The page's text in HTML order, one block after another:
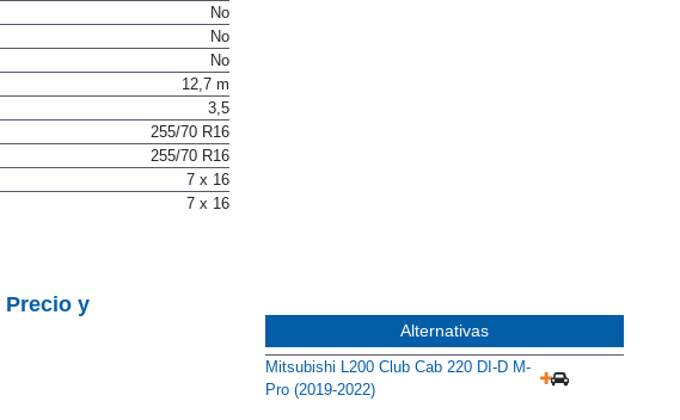
No
No
No
12,7 m
3,5
255/70 R16
255/70 R16
7 x 16
7 x 16
Precio y
Alternativas
Mitsubishi L200 Club Cab 220 DI-D M-
Pro (2019-2022)